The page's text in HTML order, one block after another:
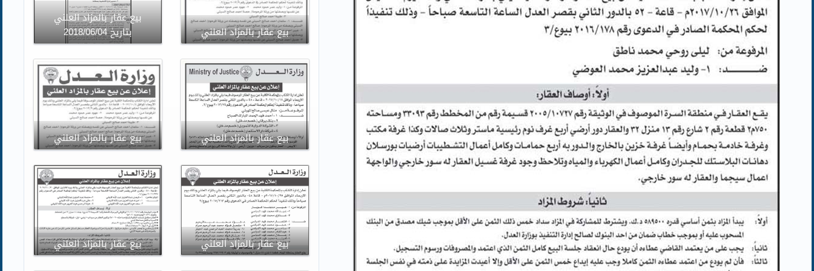
بيع عقار بالمزاد العلني
بتاريخ 2018/06/04
بيع عقار بالمزاد العلني
بيع عقار بالمزاد العلني بيع عقار بالمزاد العلني
بيع عقار بالمزاد العلني بيع عقار بالمزاد العلني